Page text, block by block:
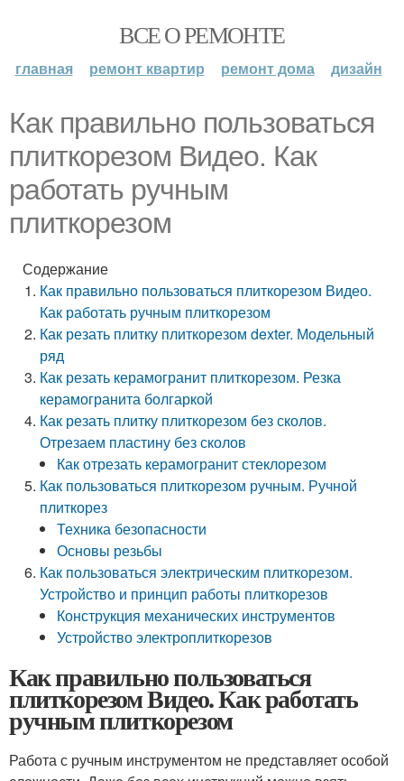
ВСЕ О РЕМОНТЕ
главная ремонт квартир ремонт дома дизайн
Как правильно пользоваться
плиткорезом Видео. Как
работать ручным
плиткорезом
Содержание
Как правильно пользоваться плиткорезом Видео.
Как работать ручным плиткорезом
Как резать плитку плиткорезом dexter. Модельный
ряд
Как резать керамогранит плиткорезом. Резка
керамогранита болгаркой
Как резать плитку плиткорезом без сколов.
Отрезаем пластину без сколов
Как отрезать керамогранит стеклорезом
Как пользоваться плиткорезом ручным. Ручной
плиткорез
Техника безопасности
Основы резьбы
Как пользоваться электрическим плиткорезом.
Устройство и принцип работы плиткорезов
Конструкция механических инструментов
Устройство электроплиткорезов
Как правильно пользоваться
плиткорезом Видео. Как работать
ручным плиткорезом
Работа с ручным инструментом не представляет особой